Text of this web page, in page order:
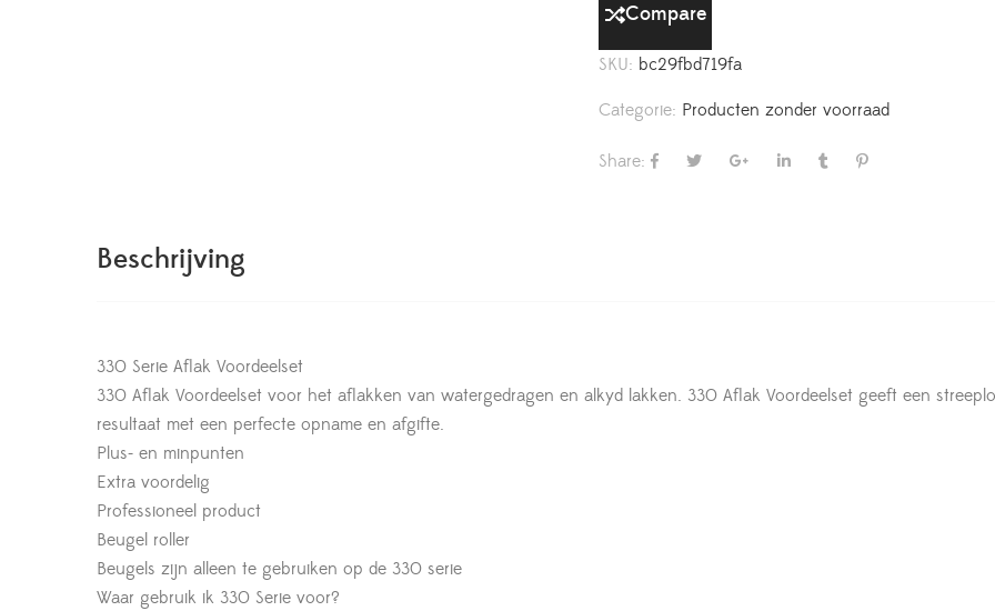
Compare
SKU: bc29fbd719fa
Categorie: Producten zonder voorraad
Share:
Beschrijving
330 Serie Aflak Voordeelset
330 Aflak Voordeelset voor het aflakken van watergedragen en alkyd lakken. 330 Aflak Voordeelset geeft een
resultaat met een perfecte opname en afgifte.
Plus- en minpunten
Extra voordelig
Professioneel product
Beugel roller
Beugels zijn alleen te gebruiken op de 330 serie
Waar gebruik ik 330 Serie voor?